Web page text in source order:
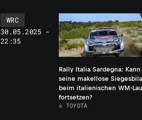
WRC
30.05.2025 -
22:35
Rally Italia Sardegna: Kann
seine makellose
beim italienischen WM-
fortsetzen?
© TOYOTA